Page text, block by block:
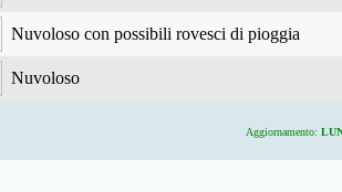
Nuvoloso con possibili rovesci di pioggia
Nuvoloso
Aggiornamento: